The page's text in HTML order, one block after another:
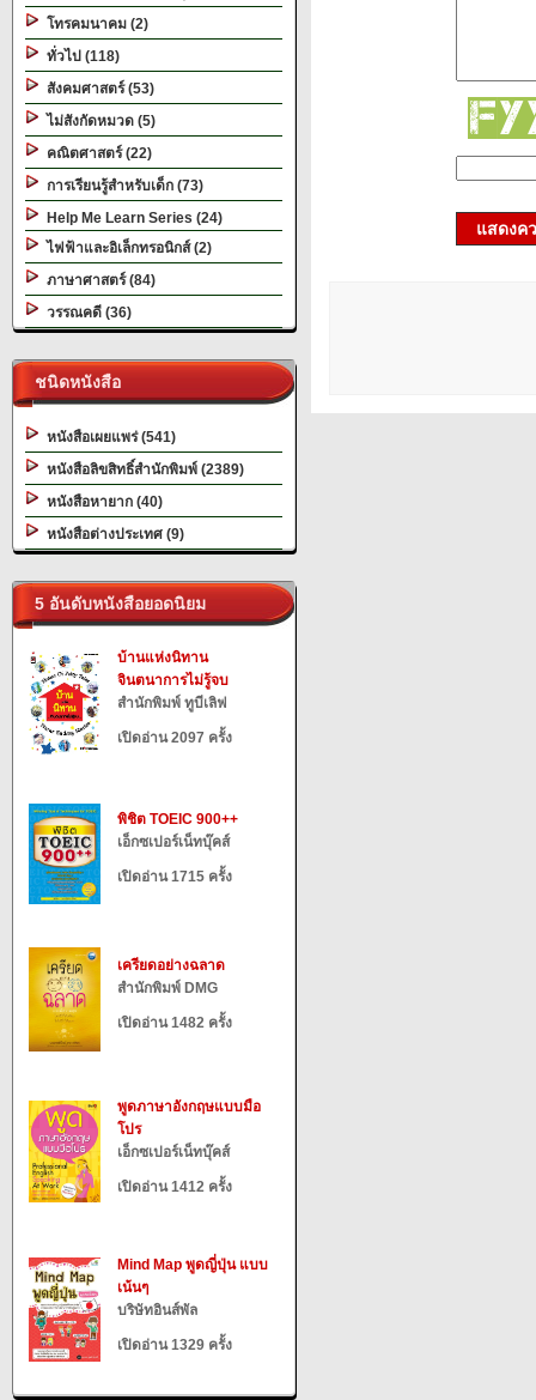
โทรคมนาคม (2)
ทั่วไป (118)
สังคมศาสตร์ (53)
ไม่สังกัดหมวด (5)
คณิตศาสตร์ (22)
การเรียนรู้สำหรับเด็ก (73)
Help Me Learn Series (24)
ไฟฟ้าและอิเล็กทรอนิกส์ (2)
ภาษาศาสตร์ (84)
วรรณคดี (36)
ชนิดหนังสือ
หนังสือเผยแพร่ (541)
หนังสือลิขสิทธิ์สำนักพิมพ์ (2389)
หนังสือหายาก (40)
หนังสือต่างประเทศ (9)
5 อันดับหนังสือยอดนิยม
บ้านแห่งนิทาน
จินตนาการไม่รู้จบ
สำนักพิมพ์ ทูบีเลิฟ
เปิดอ่าน 2097 ครั้ง
พิชิต TOEIC 900++
เอ็กซเปอร์เน็ทบุ๊คส์
เปิดอ่าน 1715 ครั้ง
เครียดอย่างฉลาด
สำนักพิมพ์ DMG
เปิดอ่าน 1482 ครั้ง
พูดภาษาอังกฤษแบบมือ
โปร
เอ็กซเปอร์เน็ทบุ๊คส์
เปิดอ่าน 1412 ครั้ง
Mind Map พูดญี่ปุ่น แบบ
เน้นๆ
บริษัทอินส์พัล
เปิดอ่าน 1329 ครั้ง
แสดงค